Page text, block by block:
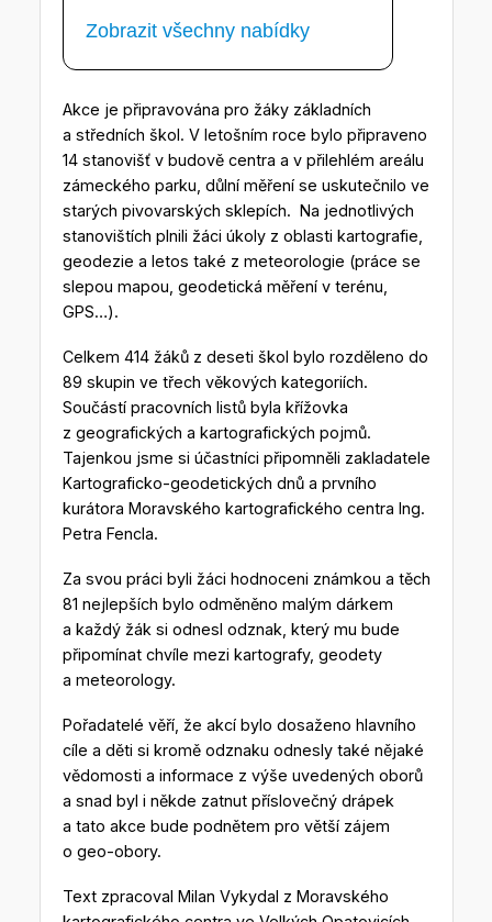
Zobrazit všechny nabídky
Akce je připravována pro žáky základních
a středních škol. V letošním roce bylo připraveno
14 stanovišť v budově centra a v přilehlém areálu
zámeckého parku, důlní měření se uskutečnilo ve
starých pivovarských sklepích. Na jednotlivých
stanovištích plnili žáci úkoly z oblasti kartografie,
geodezie a letos také z meteorologie (práce se
slepou mapou, geodetická měření v terénu,
GPS…).
Celkem 414 žáků z deseti škol bylo rozděleno do
89 skupin ve třech věkových kategoriích.
Součástí pracovních listů byla křížovka
z geografických a kartografických pojmů.
Tajenkou jsme si účastníci připomněli zakladatele
Kartograficko-geodetických dnů a prvního
kurátora Moravského kartografického centra Ing.
Petra Fencla.
Za svou práci byli žáci hodnoceni známkou a těch
81 nejlepších bylo odměněno malým dárkem
a každý žák si odnesl odznak, který mu bude
připomínat chvíle mezi kartografy, geodety
a meteorology.
Pořadatelé věří, že akcí bylo dosaženo hlavního
cíle a děti si kromě odznaku odnesly také nějaké
vědomosti a informace z výše uvedených oborů
a snad byl i někde zatnut příslovečný drápek
a tato akce bude podnětem pro větší zájem
o geo-obory.
Text zpracoval Milan Vykydal z Moravského